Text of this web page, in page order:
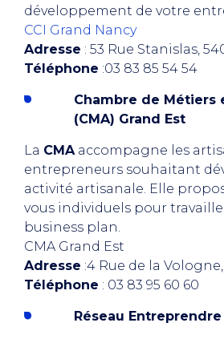
développement de votre
CCI Grand Nancy
Adresse : 53 Rue Stanislas,
Téléphone :03 83 85 54 54
Chambre de Métiers
(CMA) Grand Est
La CMAaccompagne les
entrepreneurs souhaitant
activité artisanale. Elle
vous individuels pour
business plan.
CMA Grand Est
Adresse :4 Rue de la
Téléphone : 03 83 95 60 60
Réseau